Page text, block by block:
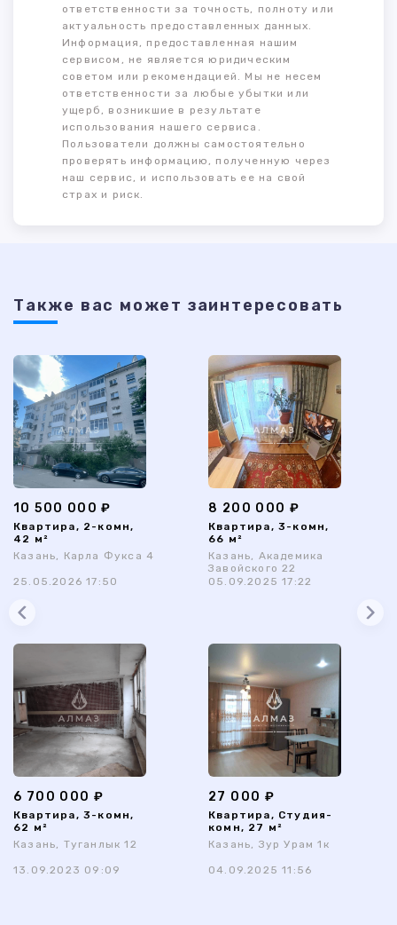
ответственности за точность, полноту или
актуальность предоставленных данных.
Информация, предоставленная нашим
сервисом, не является юридическим
советом или рекомендацией. Мы не несем
ответственности за любые убытки или
ущерб, возникшие в результате
использования нашего сервиса.
Пользователи должны самостоятельно
проверять информацию, полученную через
наш сервис, и использовать ее на свой
страх и риск.
Также ваc может заинтересовать
10 500 000 ₽
Квартира, 2-комн,
42 м²
Казань, Карла Фукса 4
25.05.2026 17:50
8 200 000 ₽
Квартира, 3-комн,
66 м²
Казань, Академика
Завойского 22
05.09.2025 17:22
6 700 000 ₽
Квартира, 3-комн,
62 м²
Казань, Туганлык 12
13.09.2023 09:09
27 000 ₽
Квартира, Студия-
комн, 27 м²
Казань, Зур Урам 1к
04.09.2025 11:56